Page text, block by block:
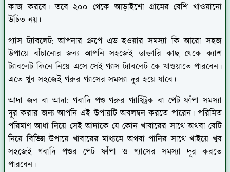
কাজ করবে। তবে ২০০ থেকে আড়াইশো গ্রামের বেশি খাওয়ানো
উচিত নয়।
গ্যাস ট্যাবলেট: আপনার গ্রুপে এড হওয়ার সমস্যা কি আরো সহজ
উপায়ে বাঁচানোর জন্য আপনি সহজেই ডাক্তারি কাছ থেকে ক্যাশ
ট্যাবলেট কিনে নিয়ে এসে সেই গ্যাস ট্যাবলেট কে খাওয়াতে পারবেন।
এতে খুব সহজেই গরুর গ্যাসের সমস্যা দূর হয়ে যাবে।
আদা জল বা আদা: গবাদি পশু গরুর গ্যাস্ট্রিক বা পেট ফাঁপা সমস্যা
দূর করার জন্য আপনি এই উপায়টি অবলম্বন করতে পারেন। পরিমিত
পরিমাণ আধা নিয়ে সেই আদাকে যে কোন খাবারের সাথে অথবা বেটি
নিয়ে বিভিন্ন উপায়ে খাবারের মাধ্যমে অথবা পানির সাথে খাইয়ে খুব
সহজেই গবাদি পশুর পেট ফাঁপা ও গ্যাসের সমস্যা দূর করতে
পারবেন।